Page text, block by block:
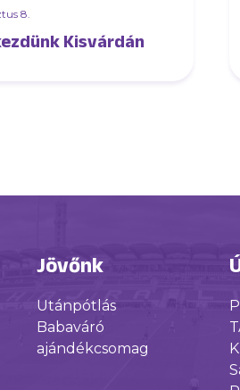
8.
Kisvárdán
Jövőnk
Utánpótlás
Babaváró
ajándékcsomag